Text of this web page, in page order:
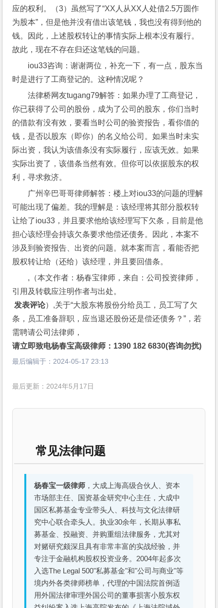
应的权利。（3）虽然写了“XX人从XX人处借2.5万圆作
为股本”，但是他并没有借出该笔钱，我也没有得到他的
钱。因此，上述股权转让的事情实际上根本没有履行。
故此，现在不存在归还这笔钱的问题。
iou33咨询：谢谢两位，补充一下，有一点，股东当
时是进行了工商登记的。这种情况呢？
法律桥网友tugang79解答：如果办理了工商登记，
你已获得了公司的股份，成为了公司的股东，你们当时
的借款有没有效，要看当时公司的验资报告，看你借的
钱，是否以股东（即你）的名义给公司。如果当时未实
际出资，我认为该借条没有实际履行，应该无效。如果
实际出资了，该借条当然有效。但你可以依据股东的权
利，寻求救济。
广州辛巴哥哥律师解答：楼上对iou33的问题的理解
可能出现了偏差。我的理解是：该经理将其部分股权转
让给了iou33，并且要求他给该经理写下欠条，目前是他
担心该经理会持该欠条要求他偿还债务。因此，本案不
涉及到验资报告、出资的问题。就本案而言，看能否把
股权转让给（还给）该经理，并且要回借条。
,（本文作者：杨春宝律师，来自：公司投资律师，
引用及转载应注明作者与出处。
发表评论）,关于“大股东将股份分给员工，员工写了欠
条，员工准备辞职，应当退还股份还是偿还债务？”，若
需聘请公司法律师，
请立即致电杨春宝高级律师：1390 182 6830(咨询勿扰)
最后编辑于： 2024-05-17 23:13
最后更新：2024年5月17日
常见法律问题
杨春宝一级律师 ，大成上海高级合伙人、资本
市场部主任、国资基金研究中心主任，大成中
国区私募基金专业带头人、科技与文化法律研
究中心联合牵头人。执业30余年，长期从事私
募基金、投融资、并购重组法律服务，尤其对
对赌研究颇深且具有非常丰富的实战经验，并
专注于金融机构股权投资业务。2004年起多次
入选The Legal 500"私募基金"和"公司与商业"等
境内外各类律师榜单，代理的中国法院首例适
用外国法律审理外国公司的董事损害小股东权